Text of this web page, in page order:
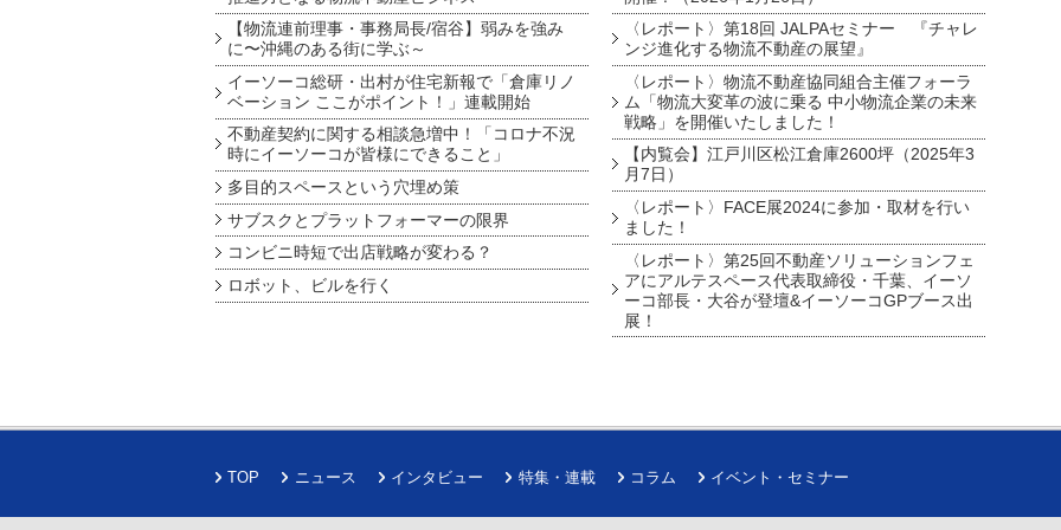
【物流連前理事・事務局長/宿谷】弱みを強み
に〜沖縄のある街に学ぶ～
イーソーコ総研・出村が住宅新報で「倉庫リノ
ベーション ここがポイント！」連載開始
不動産契約に関する相談急増中！「コロナ不況
時にイーソーコが皆様にできること」
多目的スペースという穴埋め策
サブスクとプラットフォーマーの限界
コンビニ時短で出店戦略が変わる？
ロボット、ビルを行く
〈レポート〉第18回 JALPAセミナー 『チャレ
ンジ進化する物流不動産の展望』
〈レポート〉物流不動産協同組合主催フォーラ
ム「物流大変革の波に乗る 中小物流企業の未来
戦略」を開催いたしました！
【内覧会】江戸川区松江倉庫2600坪（2025年3
月7日）
〈レポート〉FACE展2024に参加・取材を行い
ました！
〈レポート〉第25回不動産ソリューションフェ
アにアルテスペース代表取締役・千葉、イーソ
ーコ部長・大谷が登壇&イーソーコGPブース出
展！
TOP
ニュース インタビュー 特集・連載 コラム イベント・セミナー